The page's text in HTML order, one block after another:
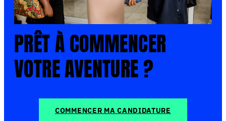
PRÊT À COMMENCER
VOTRE AVENTURE ?
COMMENCER MA CANDIDATURE